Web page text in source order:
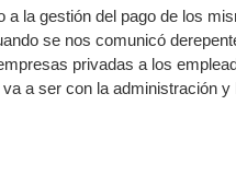
la gestión del pago de los
se nos comunicó
privadas a los
a ser con la administración